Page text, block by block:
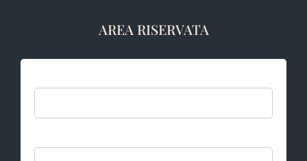
AREA RISERVATA